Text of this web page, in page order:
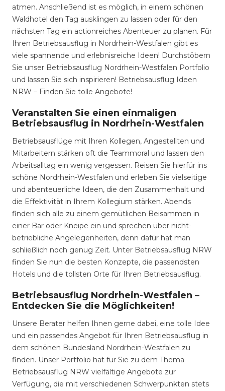
atmen. Anschließend ist es möglich, in einem schönen
Waldhotel den Tag ausklingen zu lassen oder für den
nächsten Tag ein actionreiches Abenteuer zu planen. Für
Ihren Betriebsausflug in Nordrhein-Westfalen gibt es
viele spannende und erlebnisreiche Ideen! Durchstöbern
Sie unser Betriebsausflug Nordrhein-Westfalen Portfolio
und lassen Sie sich inspirieren! Betriebsausflug Ideen
NRW – Finden Sie tolle Angebote!
Veranstalten Sie einen einmaligen
Betriebsausflug in Nordrhein-Westfalen
Betriebsausflüge mit Ihren Kollegen, Angestellten und
Mitarbeitern stärken oft die Teammoral und lassen den
Arbeitsalltag ein wenig vergessen. Reisen Sie hierfür ins
schöne Nordrhein-Westfalen und erleben Sie vielseitige
und abenteuerliche Ideen, die den Zusammenhalt und
die Effektivität in Ihrem Kollegium stärken. Abends
finden sich alle zu einem gemütlichen Beisammen in
einer Bar oder Kneipe ein und sprechen über nicht-
betriebliche Angelegenheiten, denn dafür hat man
schließlich noch genug Zeit. Unter Betriebsausflug NRW
finden Sie nun die besten Konzepte, die passendsten
Hotels und die tollsten Orte für Ihren Betriebsausflug.
Betriebsausflug Nordrhein-Westfalen –
Entdecken Sie die Möglichkeiten!
Unsere Berater helfen Ihnen gerne dabei, eine tolle Idee
und ein passendes Angebot für Ihren Betriebsausflug in
dem schönen Bundesland Nordrhein-Westfalen zu
finden. Unser Portfolio hat für Sie zu dem Thema
Betriebsausflug NRW vielfältige Angebote zur
Verfügung, die mit verschiedenen Schwerpunkten stets